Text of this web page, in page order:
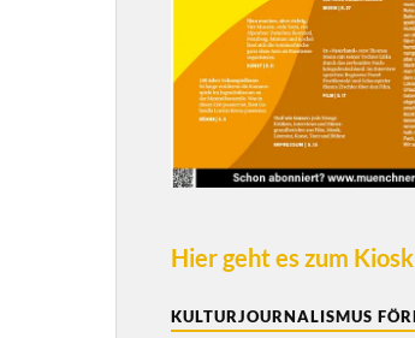
Hier geht es zum
KULTURJOURNALISMUS